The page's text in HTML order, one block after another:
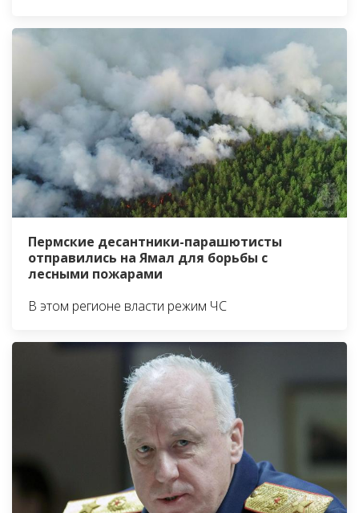
Пермские десантники-парашютисты
отправились на Ямал для борьбы с
лесными пожарами
В этом регионе власти режим ЧС